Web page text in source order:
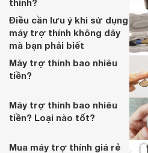
thính?
Điều cần lưu ý khi sử dụng
máy trợ thính không dây
mà bạn phải biết
Máy trợ thính bao nhiêu
tiền?
Máy trợ thính bao nhiêu
tiền? Loại nào tốt?
Mua máy trợ thính giá rẻ